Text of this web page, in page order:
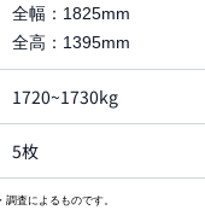
全幅： 1825mm
全高： 1395mm
1720~1730kg
5枚
査によるものです。